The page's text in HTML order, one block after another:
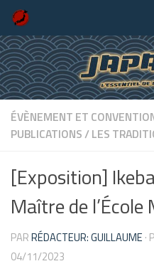
Skip to content
ÉVÈNEMENT ET
PUBLICATIONS/LES
[Exposition]
Maître de l’École
PARRÉDACTEUR: GUILLAUME ·
04/11/2023